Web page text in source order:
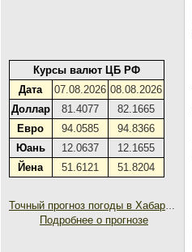
Курсы валют ЦБ РФ
Дата
07.08.2026 08.08.2026
Доллар
81.4077
82.1665
Евро
94.0585
94.8366
Юань
12.0637
12.1655
Йена
51.6121 51.8204
Точный прогноз погоды в Хабаровске на 30 дней
Подробнее о прогнозе